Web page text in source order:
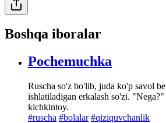
Boshqa iboralar
Pochemuchka
Ruscha so'z bo'lib, juda ko'p savol
ishlatiladigan erkalash so'zi. "Nega?"
kichkintoy.
#ruscha #bolalar #qiziquvchanlik